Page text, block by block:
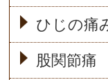
ひじの痛
股関節痛